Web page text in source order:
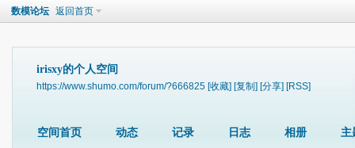
数模论坛 返回首页
irisxy的个人空间
https://www.shumo.com/forum/?666825 [收藏] [复制] [分享] [RSS]
空间首页 动态 记录 日志 相册 主